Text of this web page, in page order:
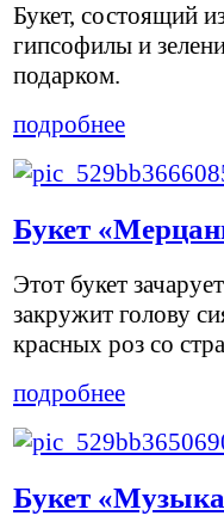
Букет, состоящий
гипсофилы и
подарком.
подробнее
Букет
Этот букет
закружит голову
красных роз со
подробнее
Букет